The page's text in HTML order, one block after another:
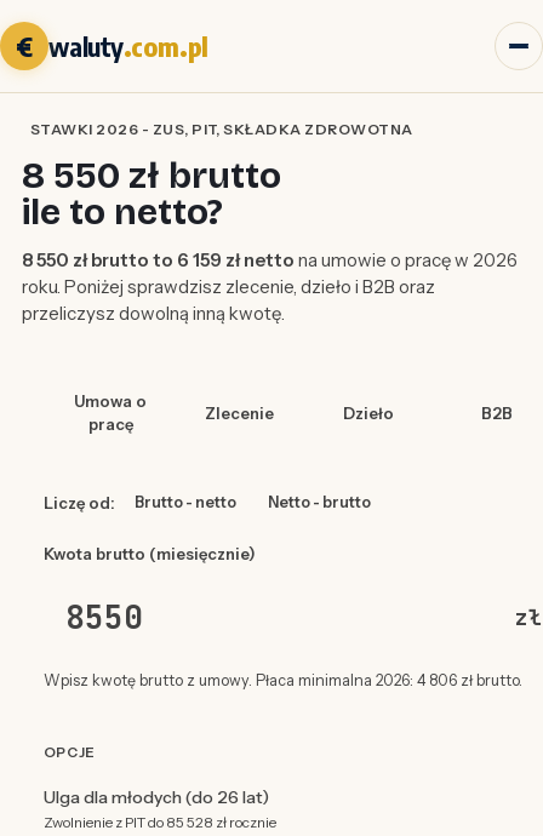
€ waluty.com.pl
STAWKI 2026 - ZUS, PIT, SKŁADKA ZDROWOTNA
8 550 zł brutto
ile to netto?
8 550 zł brutto to 6 159 zł netto na umowie o pracę w 2026
roku. Poniżej sprawdzisz zlecenie, dzieło i B2B oraz
przeliczysz dowolną inną kwotę.
Umowa o
pracę
Zlecenie Dzieło B2B
Liczę od: Brutto - netto Netto - brutto
Kwota brutto (miesięcznie)
zł
Wpisz kwotę brutto z umowy. Płaca minimalna 2026: 4 806 zł brutto.
OPCJE
Ulga dla młodych (do 26 lat)
Zwolnienie z PIT do 85 528 zł rocznie